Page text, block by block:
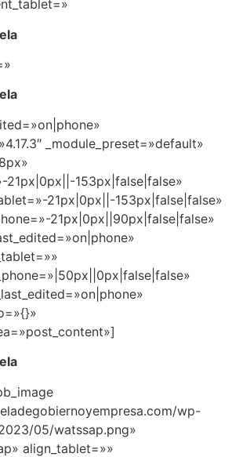
_module_preset=»default»
21px|0px||-153px|false|false»
21px|0px||-153px|false|false»
21px|0px||90px|false|false»
wp-
05/watssap.png»
align_tablet=»»